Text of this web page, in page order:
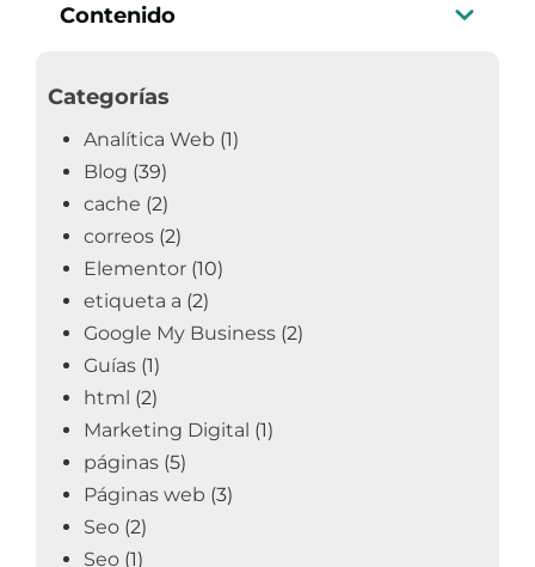
Contenido
Categorías
Analítica Web (1)
Blog (39)
cache (2)
correos (2)
Elementor (10)
etiqueta a (2)
Google My Business (2)
Guías (1)
html (2)
Marketing Digital (1)
páginas (5)
Páginas web (3)
Seo (2)
Seo (1)